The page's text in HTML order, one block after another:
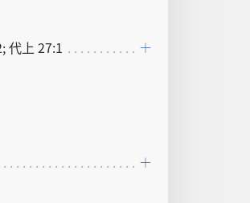
代上 27:1